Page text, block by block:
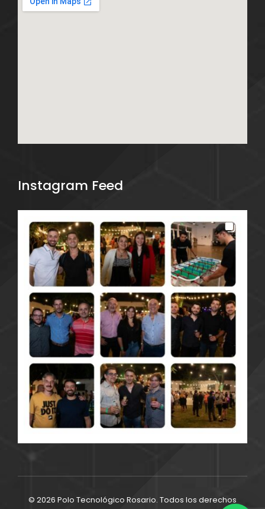
Instagram Feed
© 2026 Polo Tecnológico Rosario. Todos los derechos